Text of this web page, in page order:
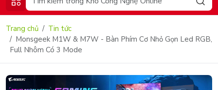
Trang chủ
Tin tức
Monsgeek M1W & M7W - Bàn Phím Cơ Nhỏ Gọn Led RGB,
Full Nhôm Có 3 Mode